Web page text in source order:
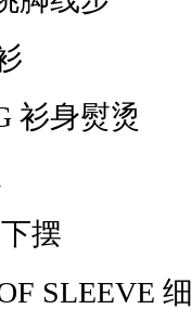
身熨烫
摆
SLEEVE